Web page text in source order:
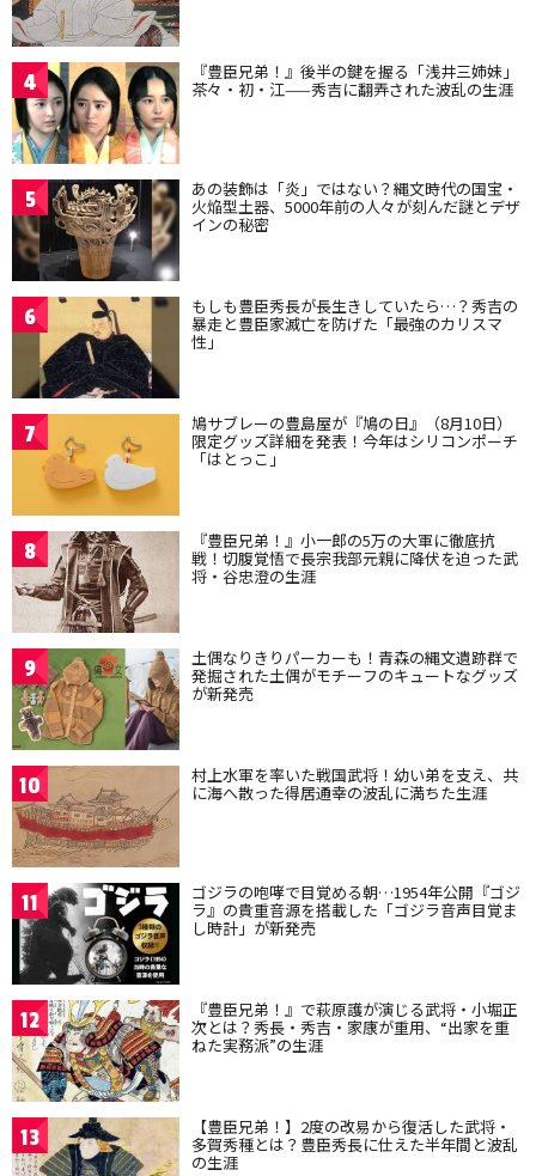
4 『豊臣兄弟！』後半の鍵を握る「浅井三姉妹」
茶々・初・江——秀吉に翻弄された波乱の生涯
5 あの装飾は「炎」ではない？縄文時代の国宝・
火焔型土器、5000年前の人々が刻んだ謎とデザ
インの秘密
6 もしも豊臣秀長が長生きしていたら…？秀吉の
暴走と豊臣家滅亡を防げた「最強のカリスマ
性」
7 鳩サブレーの豊島屋が『鳩の日』（8月10日）
限定グッズ詳細を発表！今年はシリコンポーチ
「はとっこ」
8 『豊臣兄弟！』小一郎の5万の大軍に徹底抗
戦！切腹覚悟で長宗我部元親に降伏を迫った武
将・谷忠澄の生涯
9 土偶なりきりパーカーも！青森の縄文遺跡群で
発掘された土偶がモチーフのキュートなグッズ
が新発売
10 村上水軍を率いた戦国武将！幼い弟を支え、共
に海へ散った得居通幸の波乱に満ちた生涯
11 ゴジラの咆哮で目覚める朝…1954年公開『ゴジ
ラ』の貴重音源を搭載した「ゴジラ音声目覚ま
し時計」が新発売
12 『豊臣兄弟！』で萩原護が演じる武将・小堀正
次とは？秀長・秀吉・家康が重用、“出家を重
ねた実務派”の生涯
13 【豊臣兄弟！】2度の改易から復活した武将・
多賀秀種とは？豊臣秀長に仕えた半年間と波乱
の生涯